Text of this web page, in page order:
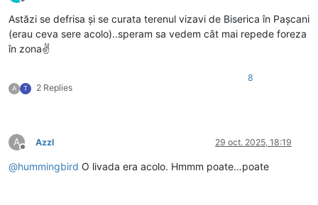
Deconectat
Astăzi se defrisa și se curata terenul vizavi de Biserica în Pașcani
(erau ceva sere acolo)..speram sa vedem cât mai repede foreza
în zona✌️
A T 2 Replies
8
A
Deconectat
Azzl 29 oct. 2025, 18:19
@hummingbird O livada era acolo. Hmmm poate…poate